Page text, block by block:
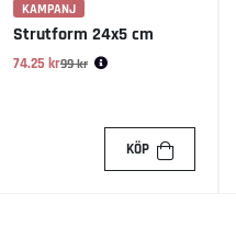
KAMPANJ
Strutform 24x5 cm
74.25 kr
Ordinarie pris:
99 kr
KÖP